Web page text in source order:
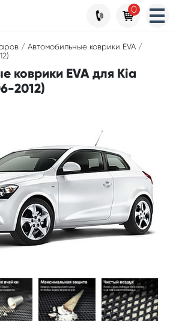
/ Автомобильные коврики EVA /
коврики EVA для Kia
2012)
0